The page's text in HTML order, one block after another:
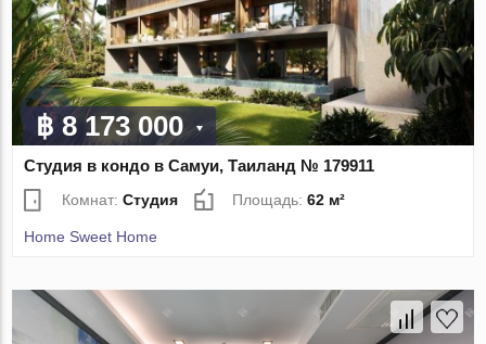
฿ 8 173 000
Студия в кондо в Самуи, Таиланд № 179911
Комнат:Студия Площадь:62 м²
Home Sweet Home